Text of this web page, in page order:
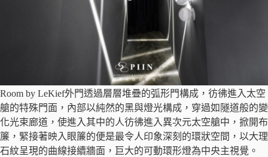
Room by LeKief外門透過層層堆疊的弧形門構成，彷彿進入太空
艙的特殊門面，內部以純然的黑與燈光構成，穿過如隧道般的變
化光束廊道，使進入其中的人彷彿進入異次元太空艙中，掀開布
簾，緊接著映入眼簾的便是最令人印象深刻的環狀空間，以大理
石紋呈現的曲線接續牆面，巨大的可動環形燈為中央主視覺。